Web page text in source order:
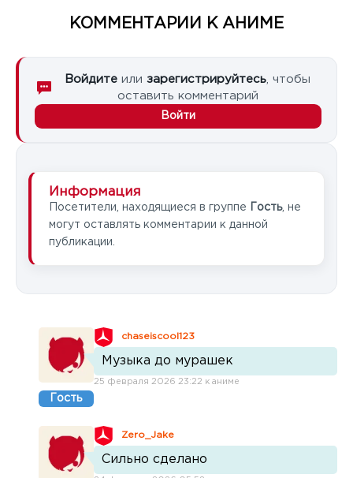
КОММЕНТАРИИ К АНИМЕ
Войдите или зарегистрируйтесь , чтобы
оставить комментарий
Войти
Информация
Посетители, находящиеся в группе Гость, не
могут оставлять комментарии к данной
публикации.
Гость
chaseiscool123
Музыка до мурашек
25 февраля 2026 23:22 к аниме
Zero_Jake
Сильно сделано